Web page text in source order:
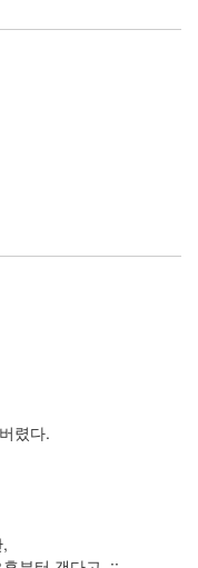
렸다.